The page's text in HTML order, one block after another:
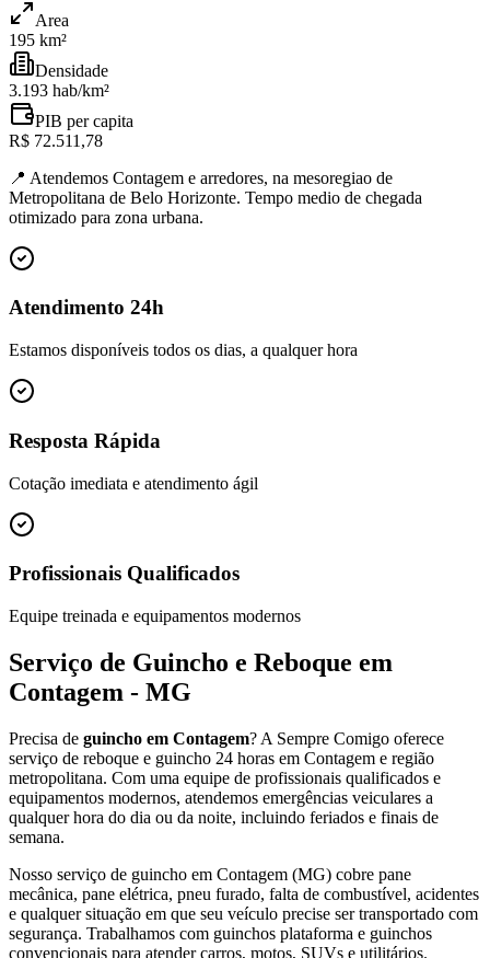
Area
195 km²
Densidade
3.193 hab/km²
PIB per capita
R$ 72.511,78
📍 Atendemos Contagem e arredores, na mesoregiao de
Metropolitana de Belo Horizonte. Tempo medio de chegada
otimizado para zona urbana.
Atendimento 24h
Estamos disponíveis todos os dias, a qualquer hora
Resposta Rápida
Cotação imediata e atendimento ágil
Profissionais Qualificados
Equipe treinada e equipamentos modernos
Serviço de Guincho e Reboque em
Contagem - MG
Precisa de guincho em Contagem? A Sempre Comigo oferece
serviço de reboque e guincho 24 horas em Contagem e região
metropolitana. Com uma equipe de profissionais qualificados e
equipamentos modernos, atendemos emergências veiculares a
qualquer hora do dia ou da noite, incluindo feriados e finais de
semana.
Nosso serviço de guincho em Contagem (MG) cobre pane
mecânica, pane elétrica, pneu furado, falta de combustível, acidentes
e qualquer situação em que seu veículo precise ser transportado com
segurança. Trabalhamos com guinchos plataforma e guinchos
convencionais para atender carros, motos, SUVs e utilitários.